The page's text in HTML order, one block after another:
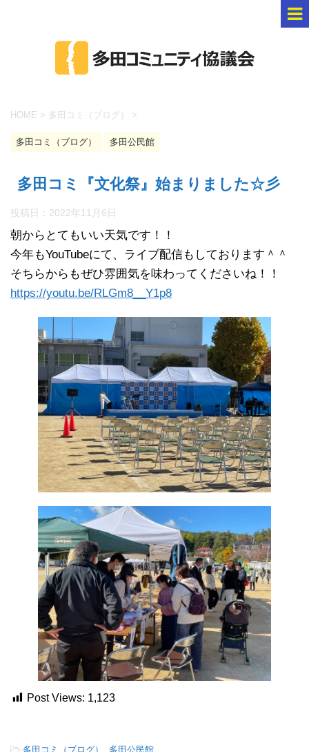
HOME > 多田コミ（ブログ） >
多田コミ（ブログ） 多田公民館
多田コミ『文化祭』始まりました☆彡
投稿日： 2022年11月6日
朝からとてもいい天気です！！
今年もYouTubeにて、ライブ配信もしております＾＾
そちらからもぜひ雰囲気を味わってくださいね！！
https://youtu.be/RLGm8__Y1p8
Post Views: 1,123
-多田コミ（ブログ） , 多田公民館